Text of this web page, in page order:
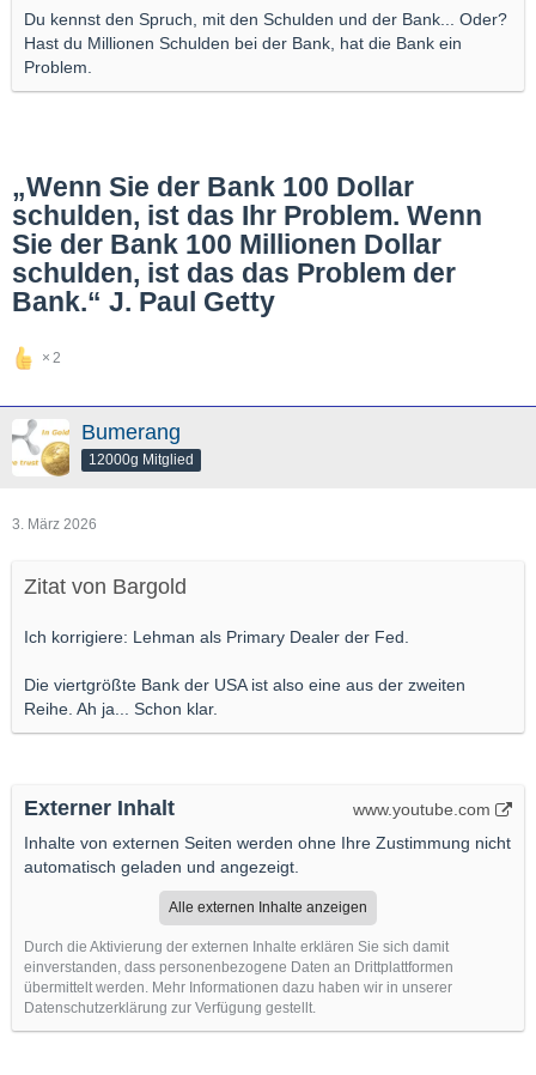
Du kennst den Spruch, mit den Schulden und der Bank... Oder?
Hast du Millionen Schulden bei der Bank, hat die Bank ein
Problem.
„Wenn Sie der Bank 100 Dollar
schulden, ist das Ihr Problem. Wenn
Sie der Bank 100 Millionen Dollar
schulden, ist das das Problem der
Bank.“ J. Paul Getty
2
Bumerang
12000g Mitglied
3. März 2026
Zitat von Bargold
Ich korrigiere: Lehman als Primary Dealer der Fed.
Die viertgrößte Bank der USA ist also eine aus der zweiten
Reihe. Ah ja... Schon klar.
Externer Inhalt
www.youtube.com
Inhalte von externen Seiten werden ohne Ihre Zustimmung nicht
automatisch geladen und angezeigt.
Alle externen Inhalte anzeigen
Durch die Aktivierung der externen Inhalte erklären Sie sich damit
einverstanden, dass personenbezogene Daten an Drittplattformen
übermittelt werden. Mehr Informationen dazu haben wir in unserer
Datenschutzerklärung zur Verfügung gestellt.